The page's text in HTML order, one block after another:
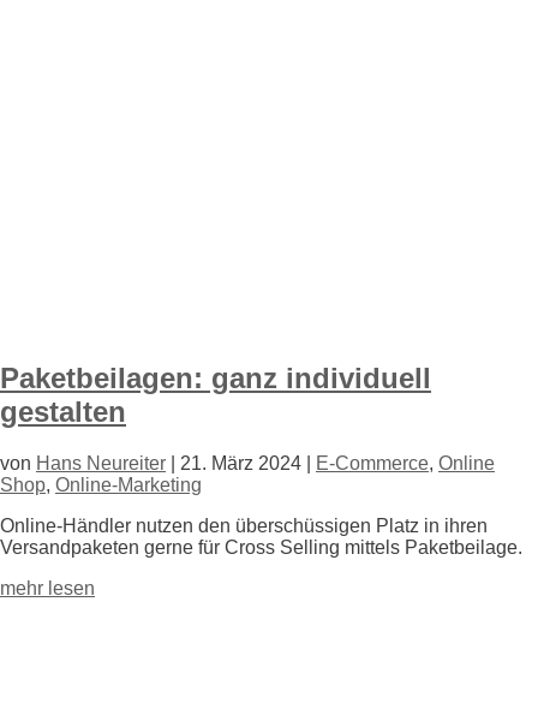
Paketbeilagen: ganz individuell
gestalten
von Hans Neureiter 21. März 2024 E-Commerce, Online
Shop, Online-Marketing
Online-Händler nutzen den überschüssigen Platz in ihren
Versandpaketen gerne für Cross Selling mittels Paketbeilage.
mehr lesen